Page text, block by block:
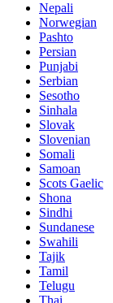
Nepali
Norwegian
Pashto
Persian
Punjabi
Serbian
Sesotho
Sinhala
Slovak
Slovenian
Somali
Samoan
Scots Gaelic
Shona
Sindhi
Sundanese
Swahili
Tajik
Tamil
Telugu
Thai